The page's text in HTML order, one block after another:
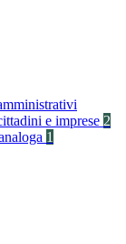
e imprese 2
1